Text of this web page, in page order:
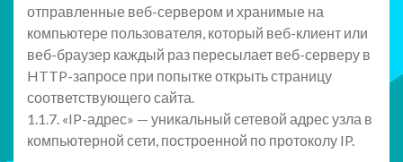
отправленные веб-сервером и хранимые на
компьютере пользователя, который веб-клиент или
веб-браузер каждый раз пересылает веб-серверу в
HTTP-запросе при попытке открыть страницу
соответствующего сайта.
1.1.7. «IP-адрес» — уникальный сетевой адрес узла в
компьютерной сети, построенной по протоколу IP.